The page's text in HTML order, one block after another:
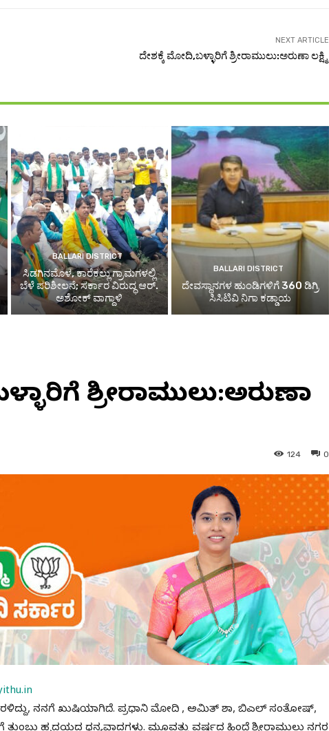
NEXT ARTICLE
ದೇಶಕ್ಕೆ ಮೋದಿ,ಬಳ್ಳಾರಿಗೆ ಶ್ರೀರಾಮುಲು:ಅರುಣಾ ಲಕ್ಷ್ಮಿ
BALLARI DISTRICT
ಸಿಡಗಿನಮೊಳ, ಕಾರೆಕಲ್ಲು ಗ್ರಾಮಗಳಲ್ಲಿ
ಬೆಳೆ ಪರಿಶೀಲನೆ; ಸರ್ಕಾರ ವಿರುದ್ಧ ಆರ್.
ಅಶೋಕ್ ವಾಗ್ದಾಳಿ
BALLARI DISTRICT
ದೇವಸ್ಥಾನಗಳ ಹುಂಡಿಗಳಿಗೆ 360 ಡಿಗ್ರಿ
ಸಿಸಿಟಿವಿ ನಿಗಾ ಕಡ್ಡಾಯ